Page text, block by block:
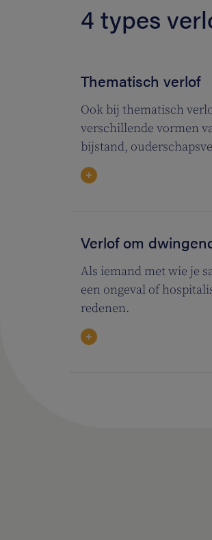
4 types
Thematisch verlof
Ook bij thematisch
verschillende vormen
bijstand,
Verlof om
Als iemand met wie je
een ongeval of
redenen.